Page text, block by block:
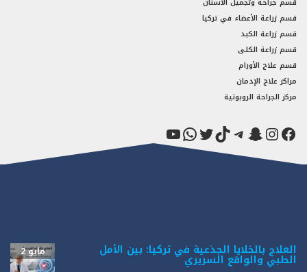
قسم جراحة وتجميل الأسنان
قسم زراعة الأعضاء في تركيا
قسم زراعة الكبد
قسم زراعة الكلى
قسم علاج الأورام
مراكز علاج الإدمان
مركز الجراحة الروبوتية
فيسبوك
إنستجرام
سناب شاتتيليجرام
تيك توكتويترواتساب
يوتيوب
العلاج بالخلايا الجذعية في تركيا: بين الأمل
الطبي والواقع السريري
مايو 2